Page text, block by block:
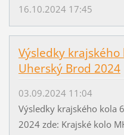
16.10.2024 17:45
Výsledky
Uherský Brod 2024
03.09.2024 11:04
Výsledky krajského kola
2024 zde: Krajské kolo